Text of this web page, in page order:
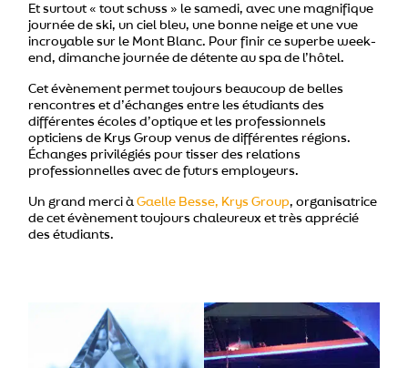
Et surtout « tout schuss » le samedi, avec une magnifique
journée de ski, un ciel bleu, une bonne neige et une vue
incroyable sur le Mont Blanc. Pour finir ce superbe week-
end, dimanche journée de détente au spa de l’hôtel.
Cet évènement permet toujours beaucoup de belles
rencontres et d’échanges entre les étudiants des
différentes écoles d’optique et les professionnels
opticiens de Krys Group venus de différentes régions.
Échanges privilégiés pour tisser des relations
professionnelles avec de futurs employeurs.
Un grand merci à Gaelle Besse, Krys Group, organisatrice
de cet évènement toujours chaleureux et très apprécié
des étudiants.